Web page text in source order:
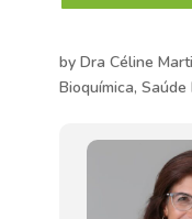
by Dra Céline
Bioquímica, Saúde